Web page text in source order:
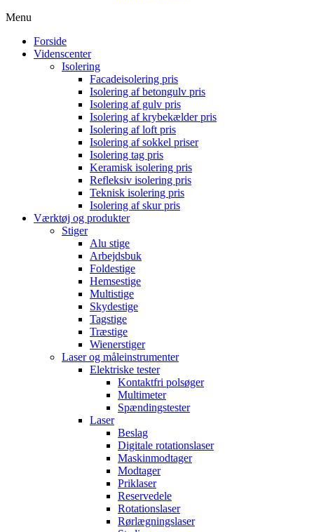
Menu
Forside
Videnscenter
Isolering
Facadeisolering pris
Isolering af betongulv pris
Isolering af gulv pris
Isolering af krybekælder pris
Isolering af loft pris
Isolering af sokkel priser
Isolering tag pris
Keramisk isolering pris
Refleksiv isolering pris
Teknisk isolering pris
Isolering af skur pris
Værktøj og produkter
Stiger
Alu stige
Arbejdsbuk
Foldestige
Hemsestige
Multistige
Skydestige
Tagstige
Træstige
Wienerstiger
Laser og måleinstrumenter
Elektriske tester
Kontaktfri polsøger
Multimeter
Spændingstester
Laser
Beslag
Digitale rotationslaser
Maskinmodtager
Modtager
Priklaser
Reservedele
Rotationslaser
Rørlægningslaser